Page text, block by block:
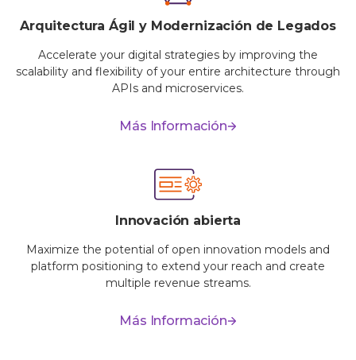
Arquitectura Ágil y Modernización de Legados
Accelerate your digital strategies by improving the
scalability and flexibility of your entire architecture through
APIs and microservices.
Más Información
Innovación abierta
Maximize the potential of open innovation models and
platform positioning to extend your reach and create
multiple revenue streams.
Más Información